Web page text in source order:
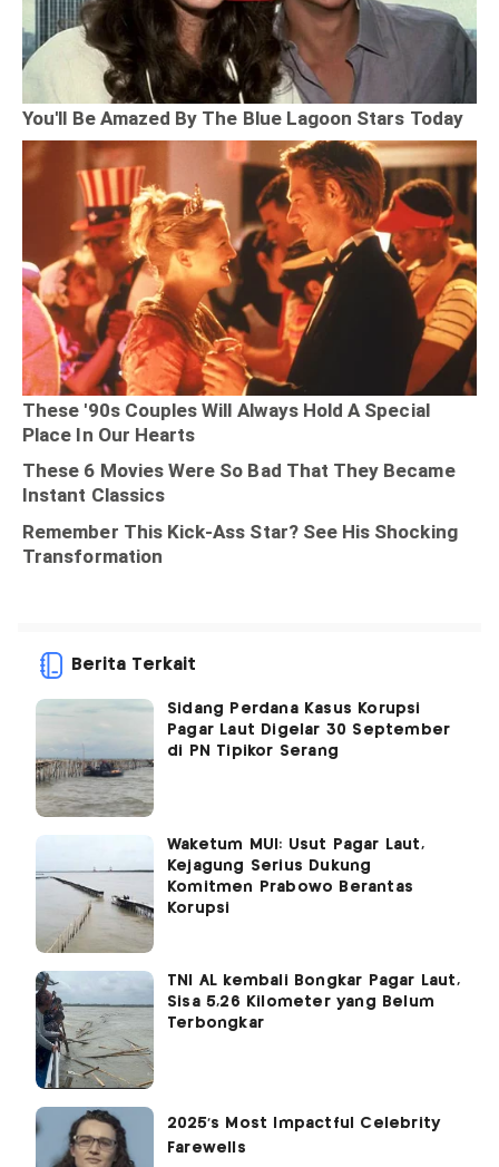
Berita Terkait
Sidang Perdana Kasus Korupsi
Pagar Laut Digelar 30 September
di PN Tipikor Serang
Waketum MUI: Usut Pagar Laut,
Kejagung Serius Dukung
Komitmen Prabowo Berantas
Korupsi
TNI AL kembali Bongkar Pagar Laut,
Sisa 5,26 Kilometer yang Belum
Terbongkar